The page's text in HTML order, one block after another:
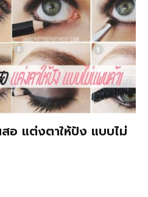
อ แต่งตาให้ปัง แบบไม่